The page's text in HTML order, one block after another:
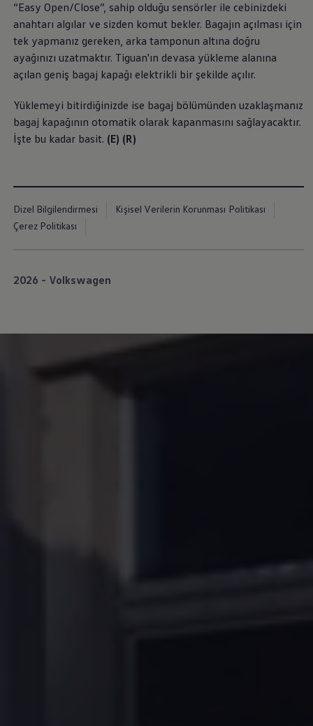
İletişim ve Destek
Yetkili Satıcı ve Servisler
Volkswagen Yol Yardım ve İletişim
Volkswagen Dünyası
WLTP ve Yakıt Tasarruf İpuçları
Volkswagen Sözlük
“Easy Open/Close”, sahip olduğu sensörler ile cebinizdeki
anahtarı algılar ve sizden komut bekler. Bagajın açılması için
tek yapmanız gereken, arka tamponun altına doğru
ayağınızı uzatmaktır. Tiguan'ın devasa yükleme alanına
açılan geniş bagaj kapağı elektrikli bir şekilde açılır.
Yüklemeyi bitirdiğinizde ise bagaj bölümünden uzaklaşmanız
bagaj kapağının otomatik olarak kapanmasını sağlayacaktır.
İşte bu kadar basit. (E) (R)
Dizel Bilgilendirmesi
Kişisel Verilerin Korunması Politikası
Çerez Politikası
2026 - Volkswagen